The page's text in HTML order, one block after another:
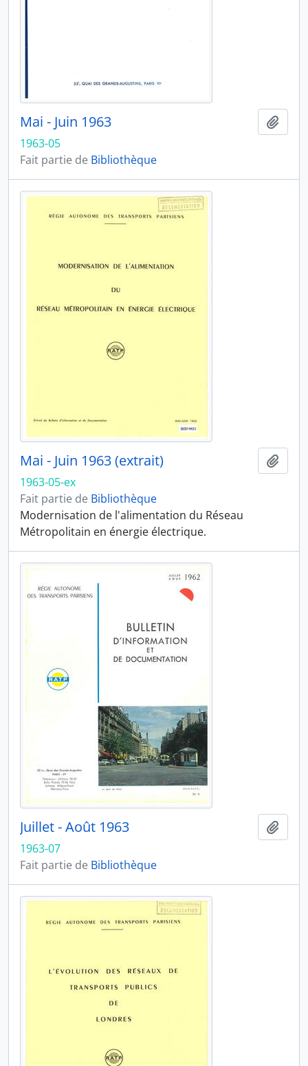
Mai - Juin 1963
1963-05
Fait partie de Bibliothèque
Mai - Juin 1963 (extrait)
1963-05-ex
Fait partie de Bibliothèque
Modernisation de l'alimentation du Réseau
Métropolitain en énergie électrique.
Juillet - Août 1963
1963-07
Fait partie de Bibliothèque